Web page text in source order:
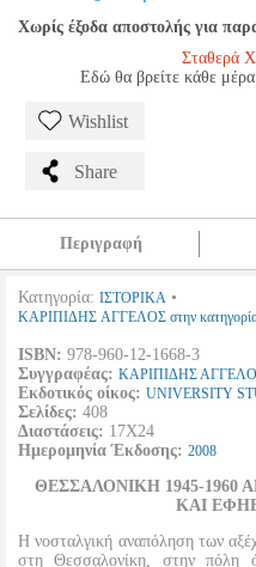
Χωρίς έξοδα αποστολής για
Σταθερά
Εδώ θα βρείτε κάθε μέρα
Wishlist
Share
Περιγραφή
Κατηγορία: ΙΣΤΟΡΙΚΑ •
ΚΑΡΙΠΙΔΗΣ ΑΓΓΕΛΟΣ στην
ISBN: 978-960-12-1668-3
Συγγραφέας: ΚΑΡΙΠΙΔΗΣ
Εκδοτικός οίκος: UNIVERSITY
Σελίδες: 408
Διαστάσεις: 17Χ24
Ημερομηνία Έκδοσης: 2008
ΘΕΣΣΑΛΟΝΙΚΗ 1945-1960
ΚΑΙ
Η νοσταλγική αναπόληση των
στη Θεσσαλονίκη, στην πόλη